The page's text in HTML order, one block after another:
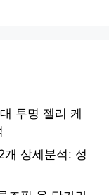
투명 젤리 케
상세분석: 성